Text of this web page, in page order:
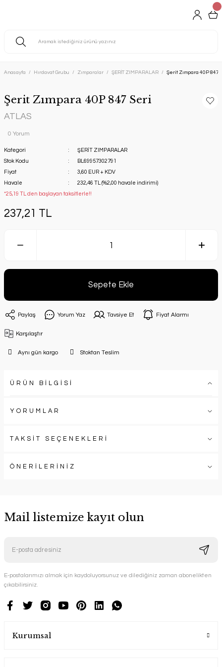
Anasayfa Hırdavat Grubu Zımparalar ŞERİT ZIMPARALAR Şerit Zımpara 40P 847
Şerit Zımpara 40P 847 Seri
ATLAS
0 Yorum
Kategori
ŞERİT ZIMPARALAR
Stok Kodu
BL69957302791
Fiyat
3,60 EUR + KDV
Havale
232,46 TL (%2,00 havale indirimi)
*25,19 TL den başlayan taksitlerle!!
237,21 TL
Sepete Ekle
Paylaş Yorum Yaz Tavsiye Et Fiyat Alarmı
Karşılaştır
Aynı gün kargo Stoktan Teslim
ÜRÜN BİLGİSİ
YORUMLAR
TAKSİT SEÇENEKLERİ
ÖNERİLERİNİZ
Mail listemize kayıt olun
E-postalarımızı almak için kaydoluyorsunuz ve dilediğiniz zaman abonelikten
çıkabilirsiniz.
Kurumsal